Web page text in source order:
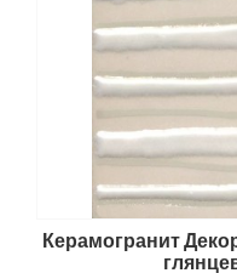
Керамогранит